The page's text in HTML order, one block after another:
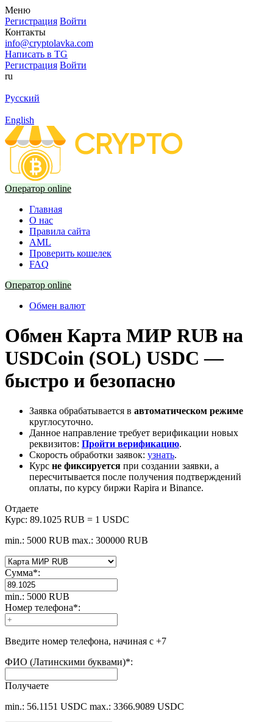
Меню
Регистрация Войти
Контакты
info@cryptolavka.com
Написать в TG
Регистрация Войти
ru
Русский
English
Оператор online
Главная
О нас
Правила сайта
AML
Проверить кошелек
FAQ
Оператор online
Обмен валют
Обмен Карта МИР RUB на
USDCoin (SOL) USDC —
быстро и безопасно
Заявка обрабатывается в автоматическом режиме
круглосуточно.
Данное направление требует верификации новых
реквизитов: Пройти верификацию.
Скорость обработки заявок: узнать.
Курс не фиксируется при создании заявки, а
пересчитывается после получения подтверждений
оплаты, по курсу биржи Rapira и Binance.
Отдаете
Курс: 89.1025 RUB = 1 USDC
min.: 5000 RUB max.: 300000 RUB
Сумма*:
min.: 5000 RUB
Номер телефона*:
Введите номер телефона, начиная с +7
ФИО (Латинскими буквами)*:
Получаете
min.: 56.1151 USDC max.: 3366.9089 USDC